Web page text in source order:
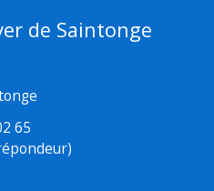
de Saintonge
65